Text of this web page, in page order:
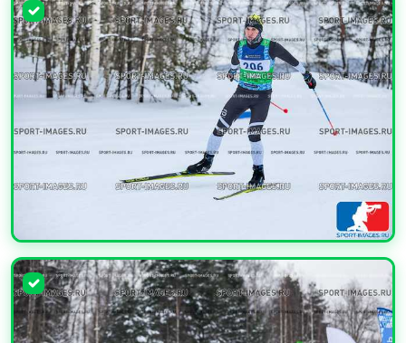
УВЕЛИЧИТЬ